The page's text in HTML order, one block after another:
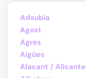
Adsubia
Agost
Agres
Aigües
Alacant / Alicante